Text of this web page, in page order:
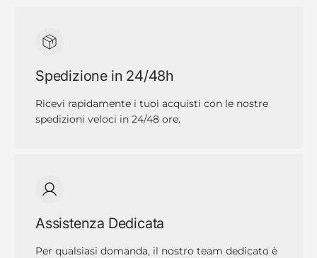
Spedizione in 24/48h
Ricevi rapidamente i tuoi acquisti con le nostre
spedizioni veloci in 24/48 ore.
Assistenza Dedicata
Per qualsiasi domanda, il nostro team dedicato è